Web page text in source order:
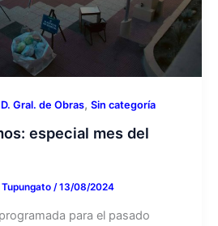
D. Gral. de Obras, Sin categoría
especial mes del
/13/08/2024
para el pasado